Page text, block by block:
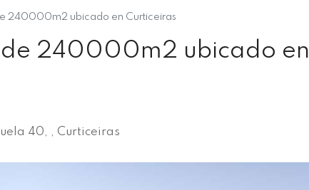
240000m2 ubicado en Curticeiras
de 240000m2 ubicado en
40, , Curticeiras